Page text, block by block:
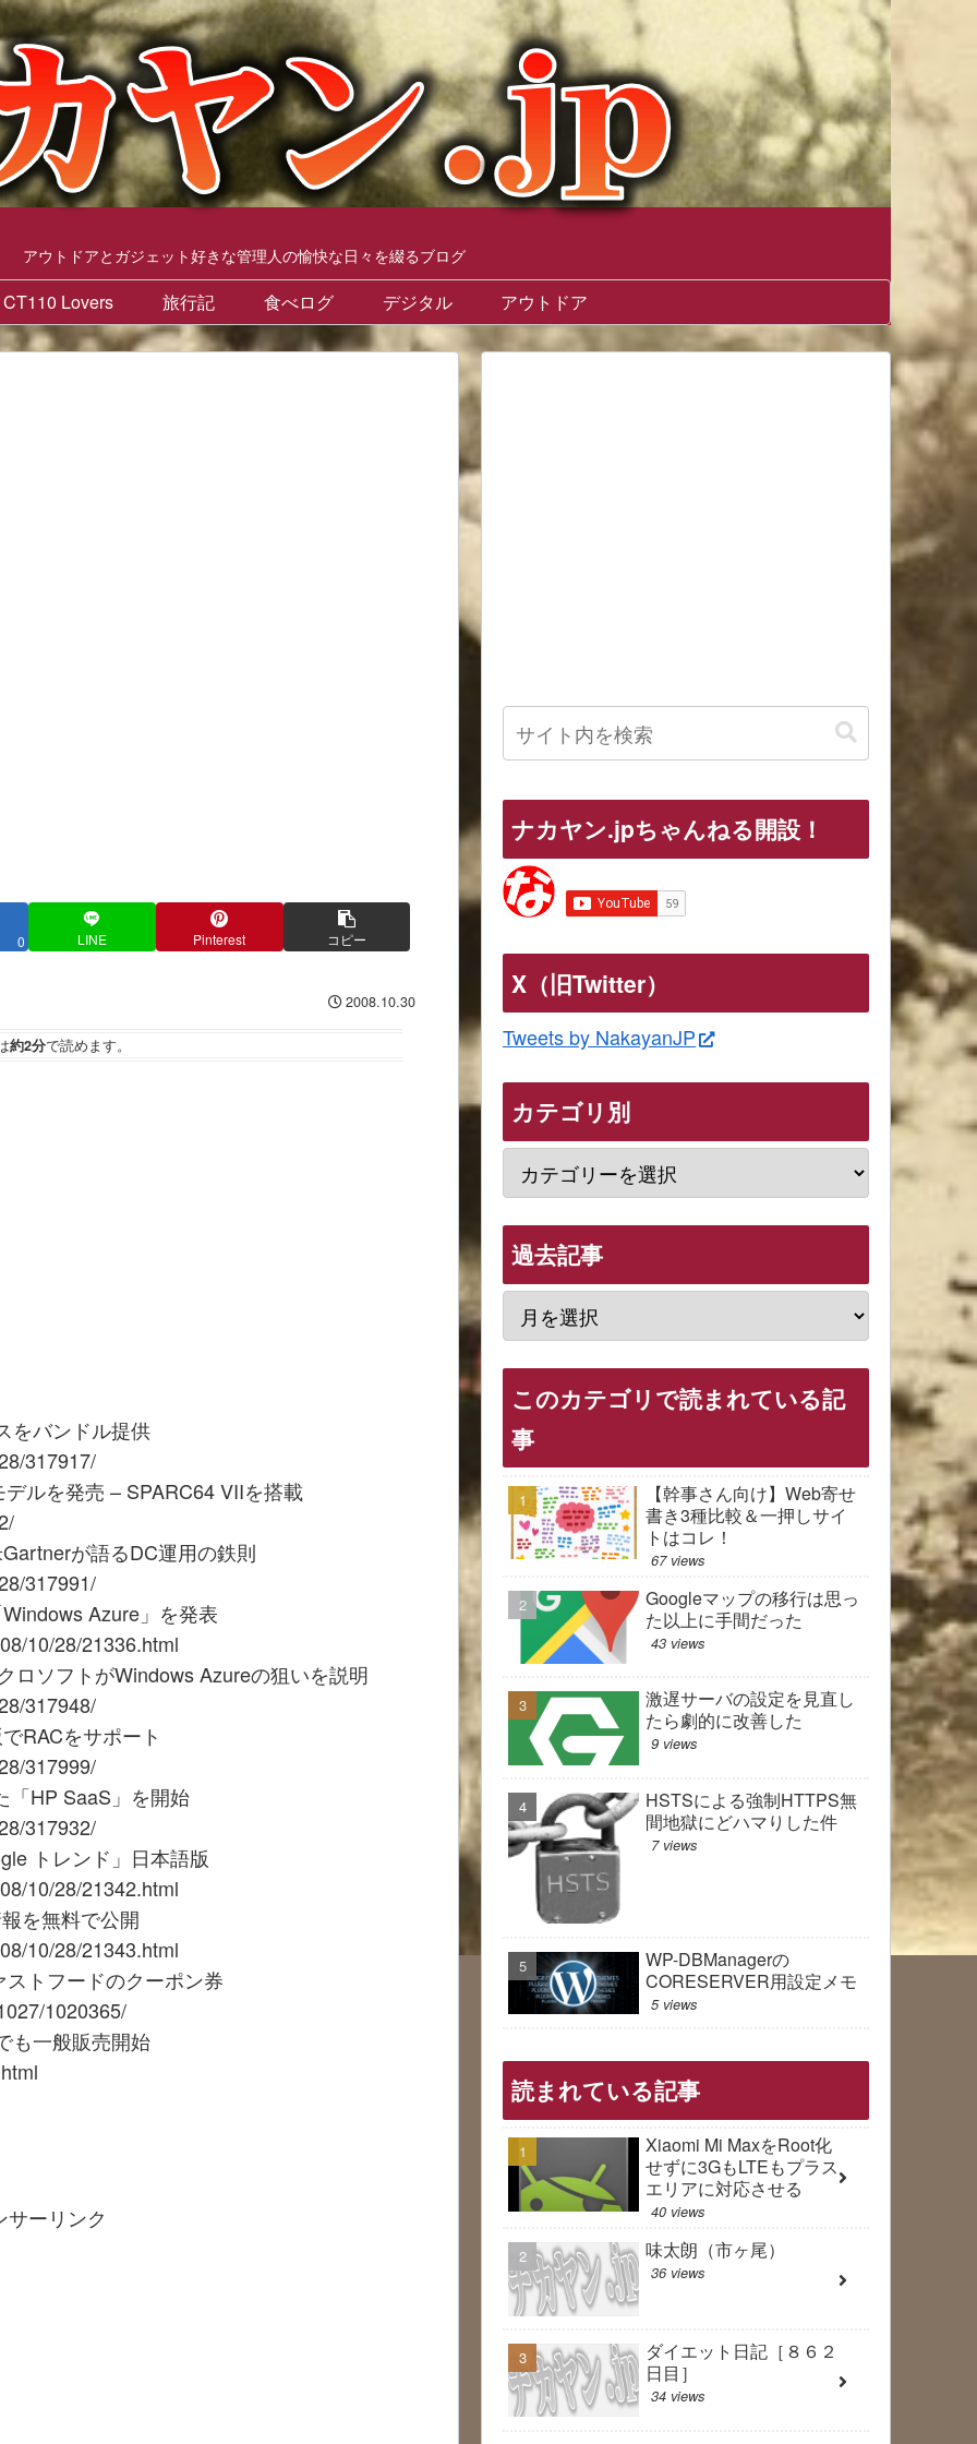
アウトドアとガジェット好きな管理人の愉快な日々を綴るブログ
CT110 Lovers 旅行記 食べログ デジタル アウトドア
0 LINE Pinterest コピー
2008.10.30
約2分で読めます。
をバンドル提供
317917/
ルを発売 – SPARC64 VIIを搭載
が語るDC運用の鉄則
317991/
Azure」を発表
10/28/21336.html
ロソフトがWindows Azureの狙いを説明
317948/
RACをサポート
317999/
「HP SaaS」を開始
317932/
トレンド」日本語版
10/28/21342.html
を無料で公開
10/28/21343.html
トフードのクーポン券
1020365/
も一般販売開始
サーリンク
ナカヤン.jpちゃんねる開設！
X（旧Twitter）
Tweets by NakayanJP
カテゴリ別
過去記事
このカテゴリで読まれている記
事
【幹事さん向け】Web寄せ
書き3種比較＆一押しサイ
トはコレ！
67 views
Googleマップの移行は思っ
た以上に手間だった
43 views
激遅サーバの設定を見直し
たら劇的に改善した
9 views
HSTSによる強制HTTPS無
間地獄にどハマりした件
7 views
WP-DBManagerの
CORESERVER用設定メモ
5 views
読まれている記事
Xiaomi Mi MaxをRoot化
せずに3GもLTEもプラス
エリアに対応させる
40 views
味太朗（市ヶ尾）
36 views
ダイエット日記［８６２
日目］
34 views